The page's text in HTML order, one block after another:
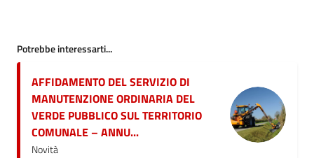
Potrebbe interessarti...
AFFIDAMENTO DEL SERVIZIO DI
MANUTENZIONE ORDINARIA DEL
VERDE PUBBLICO SUL TERRITORIO
COMUNALE – ANNU...
Novità